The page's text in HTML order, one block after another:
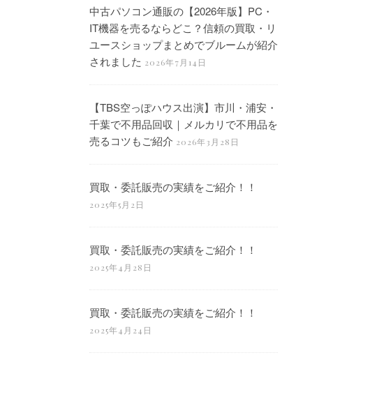
中古パソコン通販の【2026年版】PC・
IT機器を売るならどこ？信頼の買取・リ
ユースショップまとめでブルームが紹介
されました 2026年7月14日
【TBS空っぽハウス出演】市川・浦安・
千葉で不用品回収｜メルカリで不用品を
売るコツもご紹介 2026年3月28日
買取・委託販売の実績をご紹介！！
2025年5月2日
買取・委託販売の実績をご紹介！！
2025年4月28日
買取・委託販売の実績をご紹介！！
2025年4月24日